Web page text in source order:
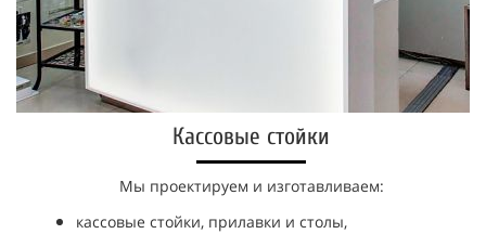
Кассовые стойки
Мы проектируем и изготавливаем:
кассовые стойки, прилавки и столы,